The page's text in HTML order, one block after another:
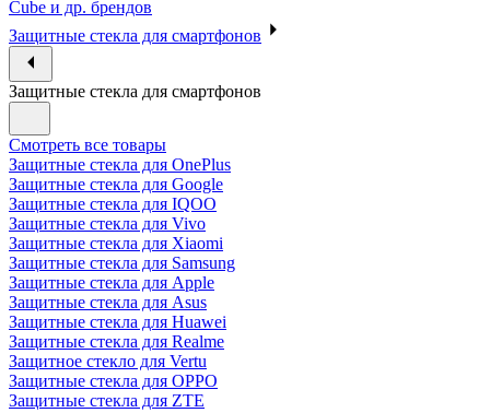
Cube и др. брендов
Защитные стекла для смартфонов
Защитные стекла для смартфонов
Смотреть все товары
Защитные стекла для OnePlus
Защитные стекла для Google
Защитные стекла для IQOO
Защитные стекла для Vivo
Защитные стекла для Xiaomi
Защитные стекла для Samsung
Защитные стекла для Apple
Защитные стекла для Asus
Защитные стекла для Huawei
Защитные стекла для Realme
Защитное стекло для Vertu
Защитные стекла для OPPO
Защитные стекла для ZTE